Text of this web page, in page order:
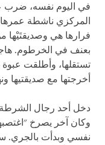
في اليوم نفسه، ضرب
فرارها هي وصديقتَيْها
بعنف في الخرطوم.
تستقلها، وأطلقت
أخرجتها مع صديقتيها
دخل أحد رجال الشرطة
وكان آخر يصرخ
نفسي وبدأت بالجري.